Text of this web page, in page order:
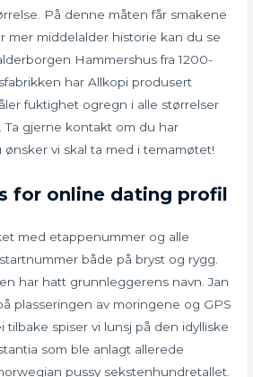
På denne måten får smakene
mer middelalder historie kan du se
Hammershus fra 1200-
har Allkopi produsert
fuktighet ogregn i alle størrelser
Ta gjerne kontakt om du har
ønsker vi skal ta med i temamøtet!
for online dating profil
med etappenummer og alle
både på bryst og rygg.
har hatt grunnleggerens navn. Jan
plasseringen av moringene og GPS
tilbake spiser vi lunsj på den idylliske
som ble anlagt allerede
pussy sekstenhundretallet.